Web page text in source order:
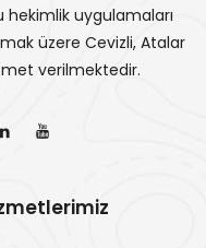
uygulamaları
üzere Cevizli, Atalar
verilmektedir.